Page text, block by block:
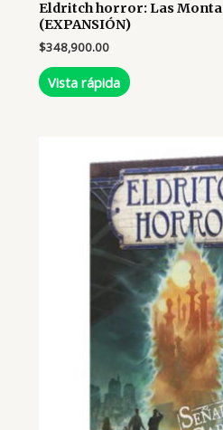
Eldritch horror: Las
(EXPANSIÓN)
$348,900.00
Vista rápida